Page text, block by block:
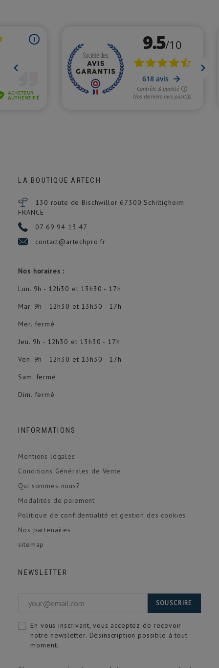
LA BOUTIQUE ARTECH
130 route de Bischwiller 67300 Schiltigheim
FRANCE
07 69 94 13 47
contact@artechpro.fr
Nos horaires :
Lun. 9h - 12h30 et 13h30 - 17h
Mar. 9h - 12h30 et 13h30 - 17h
Mer. fermé
Jeu. 9h - 12h30 et 13h30 - 17h
Ven. 9h - 12h30 et 13h30 - 17h
Sam. fermé
Dim. fermé
INFORMATIONS
Mentions légales
Conditions Générales de Vente
Qui sommes nous?
Modalités de paiement
Politique de confidentialité et gestion des cookies
Nos partenaires
sitemap
NEWSLETTER
SOUSCRIRE
En vous inscrivant, vous acceptez de recevoir
notre newsletter. Désinscription possible à tout
moment.